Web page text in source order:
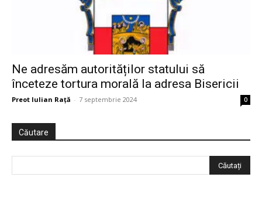
Ne adresăm autorităților statului să
înceteze tortura morală la adresa Bisericii
Preot Iulian Raţă - 7 septembrie 2024 0
Căutare